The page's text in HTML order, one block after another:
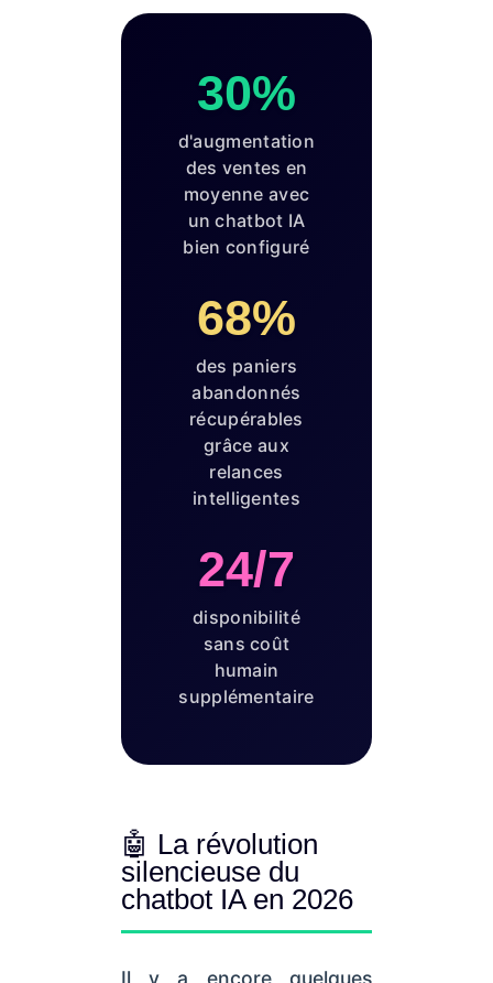
30%
d'augmentation
des ventes en
moyenne avec
un chatbot IA
bien configuré
68%
des paniers
abandonnés
récupérables
grâce aux
relances
intelligentes
24/7
disponibilité
sans coût
humain
supplémentaire
🤖 La révolution
silencieuse du
chatbot IA en 2026
Il y a encore quelques